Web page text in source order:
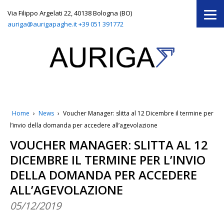
Via Filippo Argelati 22, 40138 Bologna (BO)
auriga@aurigapaghe.it+39 051 391772
Home › News › Voucher Manager: slitta al 12 Dicembre il termine per
l’invio della domanda per accedere all’agevolazione
VOUCHER MANAGER: SLITTA AL 12
DICEMBRE IL TERMINE PER L’INVIO
DELLA DOMANDA PER ACCEDERE
ALL’AGEVOLAZIONE
05/12/2019